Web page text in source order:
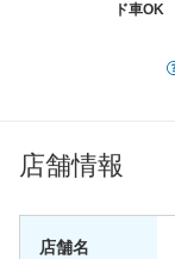
ド車OK
店舗情報
店舗名